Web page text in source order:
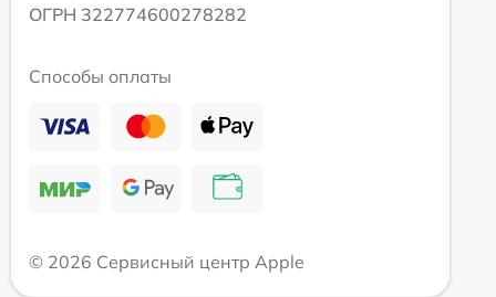
ОГРН 322774600278282
Способы оплаты
© 2026 Сервисный центр Apple